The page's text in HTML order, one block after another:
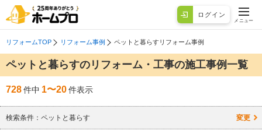
ログイン
メニュー
リフォームTOP リフォーム事例 ペットと暮らすリフォーム事例
ペットと暮らすのリフォーム・工事の施工事例一覧
728件中 1〜20件表示
検索条件： ペットと暮らす 変更